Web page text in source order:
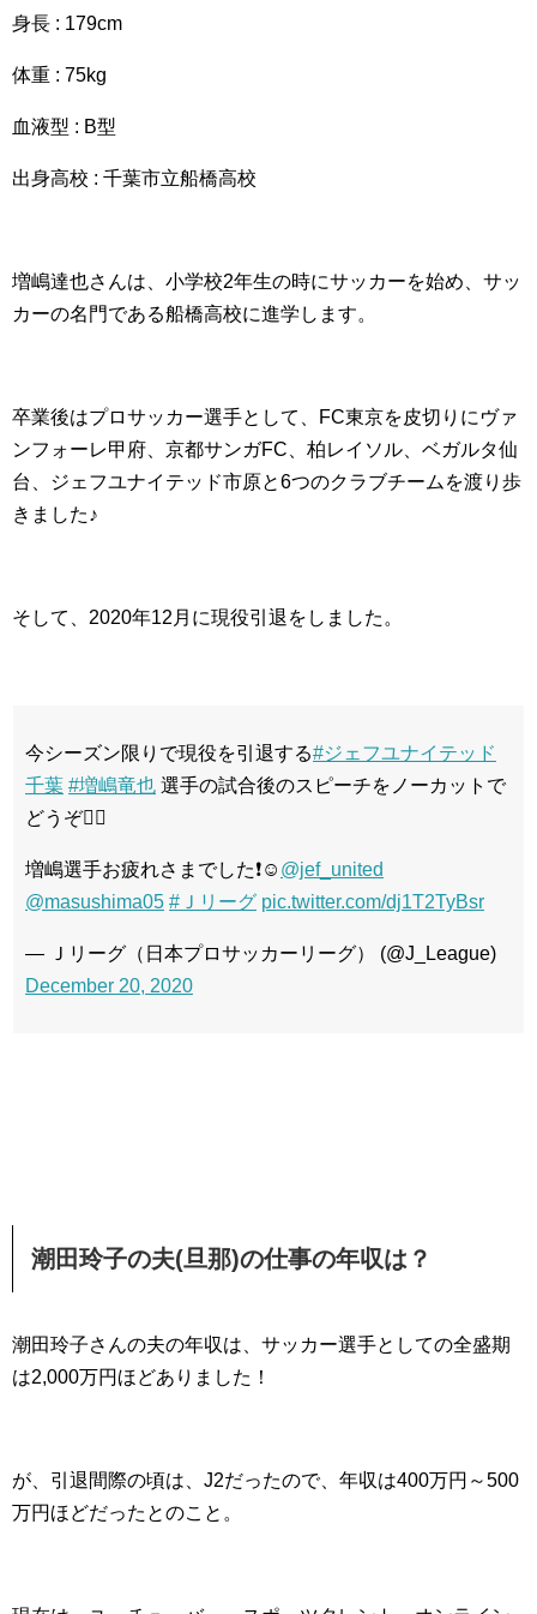
身長 : 179cm
体重 : 75kg
血液型 : B型
出身高校 : 千葉市立船橋高校
増嶋達也さんは、小学校2年生の時にサッカーを始め、サッ
カーの名門である船橋高校に進学します。
卒業後はプロサッカー選手として、FC東京を皮切りにヴァ
ンフォーレ甲府、京都サンガFC、柏レイソル、ベガルタ仙
台、ジェフユナイテッド市原と6つのクラブチームを渡り歩
きました♪
そして、2020年12月に現役引退をしました。
今シーズン限りで現役を引退する#ジェフユナイテッド
千葉 #増嶋竜也 選手の試合後のスピーチをノーカットで
どうぞ💁‍♀️
増嶋選手お疲れさまでした❗️☺️ @jef_united
@masushima05 #Ｊリーグ pic.twitter.com/dj1T2TyBsr
— Ｊリーグ（日本プロサッカーリーグ） (@J_League)
December 20, 2020
潮田玲子の夫(旦那)の仕事の年収は？
潮田玲子さんの夫の年収は、サッカー選手としての全盛期
は2,000万円ほどありました！
が、引退間際の頃は、J2だったので、年収は400万円～500
万円ほどだったとのこと。